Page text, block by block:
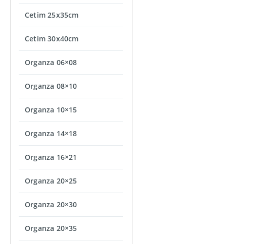
Cetim 25x35cm
Cetim 30x40cm
Organza 06×08
Organza 08×10
Organza 10×15
Organza 14×18
Organza 16×21
Organza 20×25
Organza 20×30
Organza 20×35